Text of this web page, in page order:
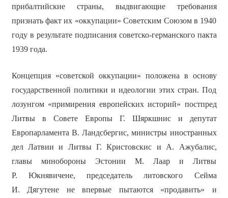
прибалтийские страны, выдвигающие требования
признать факт их «оккупации» Советским Союзом в 1940
году в результате подписания советско-германского пакта
1939 года.
Концепция «советской оккупации» положена в основу
государственной политики и идеологии этих стран. Под
лозунгом «примирения европейских историй» постпред
Литвы в Совете Европы Г. Шяркшнис и депутат
Европарламента В. Ландсбергис, министры иностранных
дел Латвии и Литвы Г. Кристовскис и А. Ажубалис,
главы минобороны Эстонии М. Лаар и Литвы
Р. Юкнявичене, председатель литовского Сейма
И. Дягутене не впервые пытаются «продавить» и